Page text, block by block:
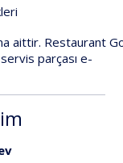
aittir. Restaurant
servis parçası e-